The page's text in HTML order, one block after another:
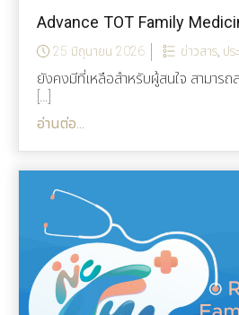
Advance TOT Family
25 มิถุนายน 2026 ข่าวสาร, ปร
ยังคงมีที่เหลือสำหรับผู้สนใจ สามารถ
[…]
อ่านต่อ...